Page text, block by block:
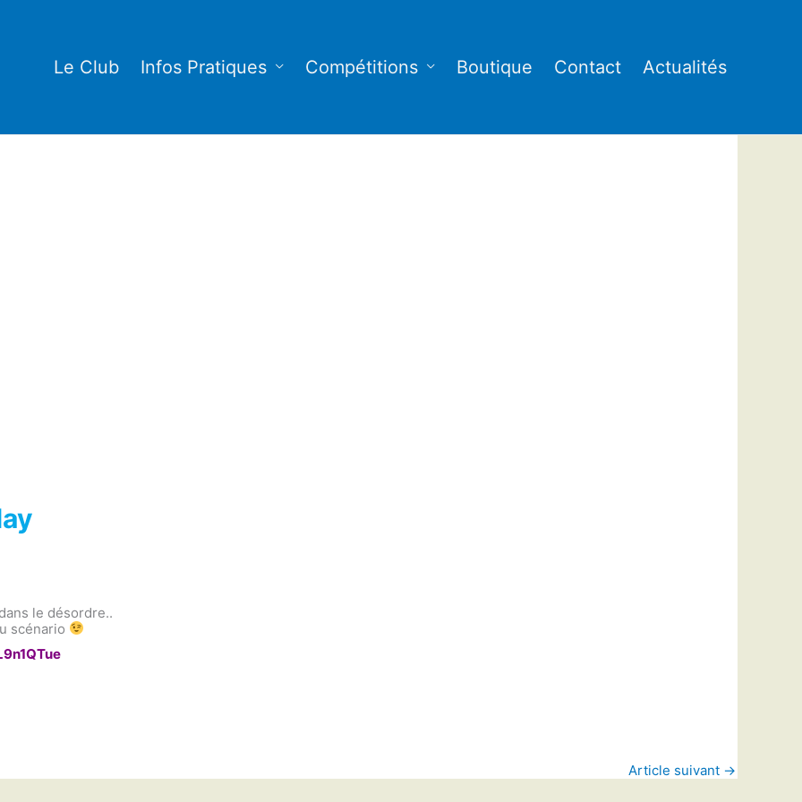
Le Club Infos Pratiques Compétitions Boutique Contact Actualités
le désordre..
scénario
Article suivant →